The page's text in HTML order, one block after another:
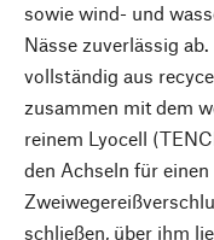
sowie wind- und
Nässe zuverlässig
vollständig aus
zusammen mit dem
reinem Lyocell
den Achseln für
schließen, über ihm